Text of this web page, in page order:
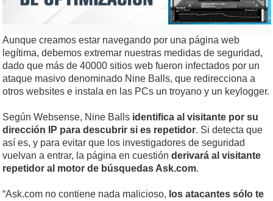
Aunque creamos estar navegando por una página web
legítima, debemos extremar nuestras medidas de seguridad,
dado que más de 40000 sitios web fueron infectados por un
ataque masivo denominado Nine Balls, que redirecciona a
otros websites e instala en las PCs un troyano y un keylogger.
Según Websense, Nine Balls identifica al visitante por su
dirección IP para descubrir si es repetidor. Si detecta que
así es, y para evitar que los investigadores de seguridad
vuelvan a entrar, la página en cuestión derivará al visitante
repetidor al motor de búsquedas Ask.com.
“Ask.com no contiene nada malicioso, los atacantes sólo te